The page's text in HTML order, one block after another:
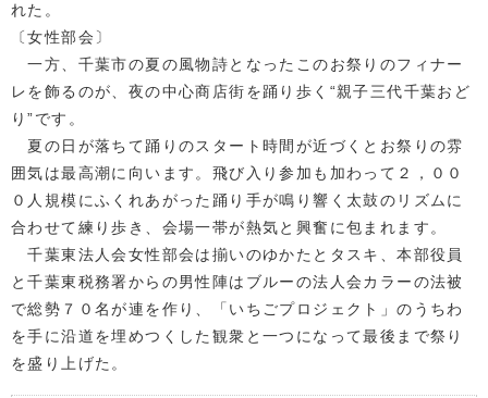
れた。
〔女性部会〕
一方、千葉市の夏の風物詩となったこのお祭りのフィナー
レを飾るのが、夜の中心商店街を踊り歩く“親子三代千葉おど
り”です。
夏の日が落ちて踊りのスタート時間が近づくとお祭りの雰
囲気は最高潮に向います。飛び入り参加も加わって２，００
０人規模にふくれあがった踊り手が鳴り響く太鼓のリズムに
合わせて練り歩き、会場一帯が熱気と興奮に包まれます。
千葉東法人会女性部会は揃いのゆかたとタスキ、本部役員
と千葉東税務署からの男性陣はブルーの法人会カラーの法被
で総勢７０名が連を作り、「いちごプロジェクト」のうちわ
を手に沿道を埋めつくした観衆と一つになって最後まで祭り
を盛り上げた。